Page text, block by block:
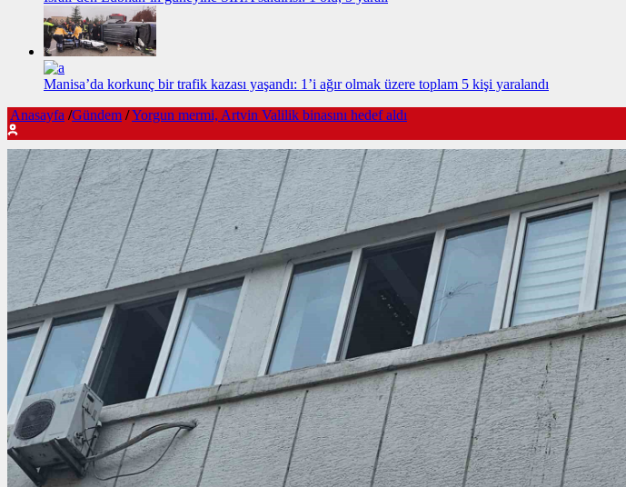
Manisa’da korkunç bir trafik kazası yaşandı: 1’i ağır olmak üzere toplam 5 kişi yaralandı
Anasayfa /Gündem /Yorgun mermi, Artvin Valilik binasını hedef aldı